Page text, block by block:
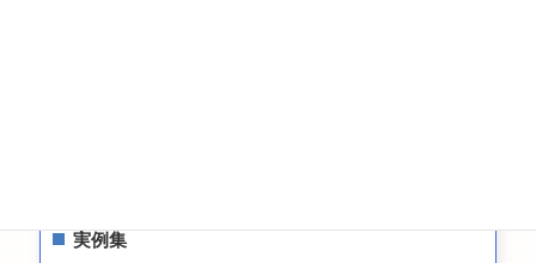
実例集